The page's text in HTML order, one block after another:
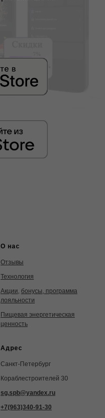
О нас
Отзывы
Технология
Акции, бонусы, программа
лояльности
Пищевая энергетическая
ценность
Адрес
Санкт-Петербург
Кораблестроителей 30
sg.spb@yandex.ru
+7(963)340-91-30